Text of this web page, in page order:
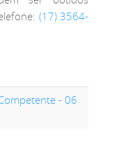
(17) 3564-
- 06